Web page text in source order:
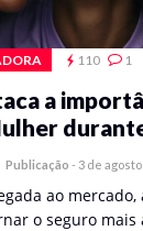
110 1
a
Publicação - 3 de
ao mercado,
o seguro mais